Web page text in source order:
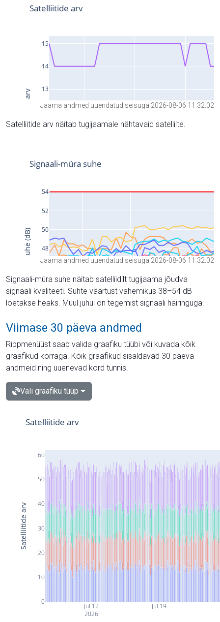
Jaama andmed uuendatud seisuga 2026-08-06 11:32:02
Satelliitide arv näitab tugijaamale nähtavaid satelliite.
Jaama andmed uuendatud seisuga 2026-08-06 11:32:02
Signaali-müra suhe näitab satelliidilt tugijaama jõudva
signaali kvaliteeti. Suhte väärtust vahemikus 38–54 dB
loetakse heaks. Muul juhul on tegemist signaali häiringuga.
Viimase 30 päeva andmed
Rippmenüüst saab valida graafiku tüübi või kuvada kõik
graafikud korraga. Kõik graafikud sisaldavad 30 päeva
andmeid ning uuenevad kord tunnis.
Vali graafiku tüüp
Jul 12
2026
Jul 19
0
10
20
30
40
50
60
Satelliitide arv
Satelliitide arv